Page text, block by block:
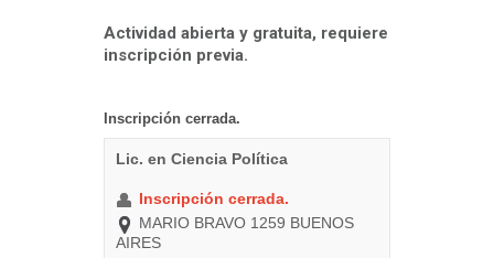
Actividad abierta y gratuita, requiere
inscripción previa.